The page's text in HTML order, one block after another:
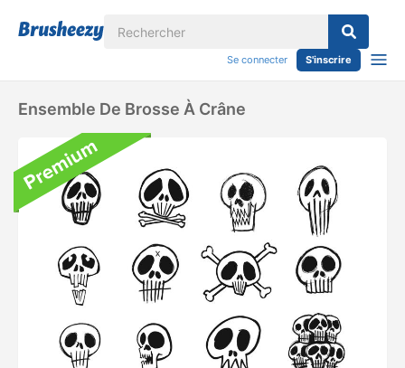
Se connecter S'inscrire
Ensemble De Brosse À Crâne